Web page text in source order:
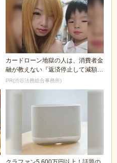
カードローン地獄の人は、消費者金
融が教えない『返済停止して減額・
免除する方法』で...
PR(渋谷法務総合事務所)